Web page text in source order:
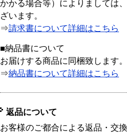
かかる場合等）によりましては
ざいます。
⇒請求書について詳細はこちら
■納品書について
お届けする商品に同梱致します。
⇒納品書について詳細はこちら
返品について
お客様のご都合による返品・交